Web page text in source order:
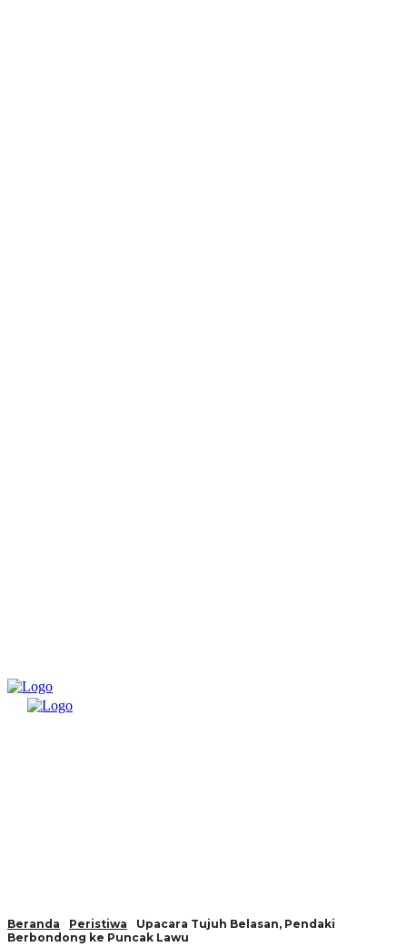
Beranda Peristiwa
Upacara Tujuh Belasan, Pendaki
Berbondong ke Puncak Lawu